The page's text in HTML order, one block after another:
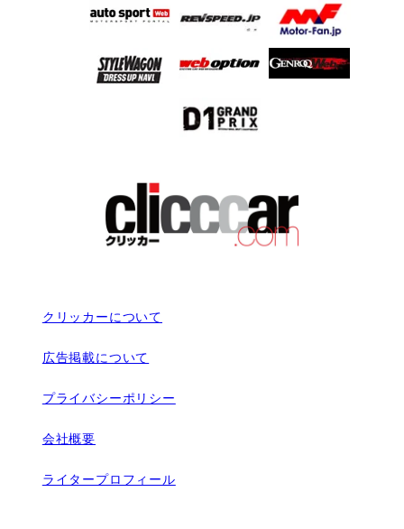
クリッカーについて
広告掲載について
プライバシーポリシー
会社概要
ライタープロフィール